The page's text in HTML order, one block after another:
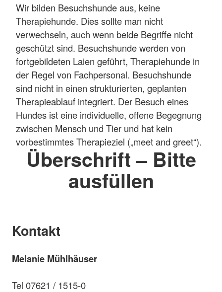
Wir bilden Besuchshunde aus, keine
Therapiehunde. Dies sollte man nicht
verwechseln, auch wenn beide Begriffe nicht
geschützt sind. Besuchshunde werden von
fortgebildeten Laien geführt, Therapiehunde in
der Regel von Fachpersonal. Besuchshunde
sind nicht in einen strukturierten, geplanten
Therapieablauf integriert. Der Besuch eines
Hundes ist eine individuelle, offene Begegnung
zwischen Mensch und Tier und hat kein
vorbestimmtes Therapieziel („meet and greet“).
Überschrift – Bitte
ausfüllen
Kontakt
Melanie Mühlhäuser
Tel 07621 / 1515-0